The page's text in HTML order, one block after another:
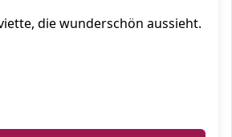
die wunderschön aussieht.